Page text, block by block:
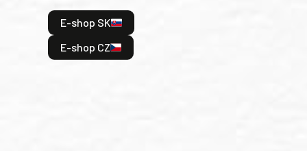
E-shop SK
E-shop CZ